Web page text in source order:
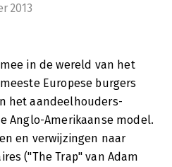
2013
in de wereld van het
Europese burgers
het aandeelhouders-
Anglo-Amerikaanse model.
en verwijzingen naar
("The Trap" van Adam